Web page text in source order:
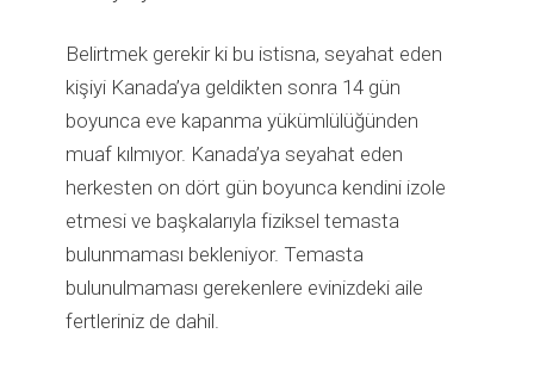
Belirtmek gerekir ki bu istisna, seyahat eden
kişiyi Kanada’ya geldikten sonra 14 gün
boyunca eve kapanma yükümlülüğünden
muaf kılmıyor. Kanada’ya seyahat eden
herkesten on dört gün boyunca kendini izole
etmesi ve başkalarıyla fiziksel temasta
bulunmaması bekleniyor. Temasta
bulunulmaması gerekenlere evinizdeki aile
fertleriniz de dahil.